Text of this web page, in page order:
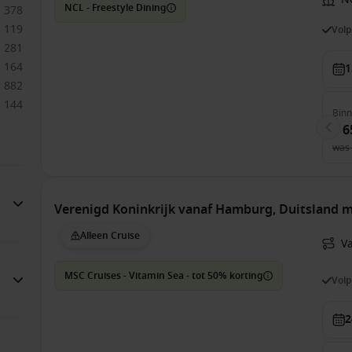
378
119
281
164
882
144
NCL - Freestyle Dining
€
was
Verenigd Koninkrijk vanaf Hamburg, Duitsland
Alleen Cruise
MSC Cruises - Vitamin Sea - tot 50% korting